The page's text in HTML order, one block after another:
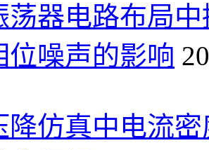
荡器电路布局
位噪声的影响
降仿真中电流